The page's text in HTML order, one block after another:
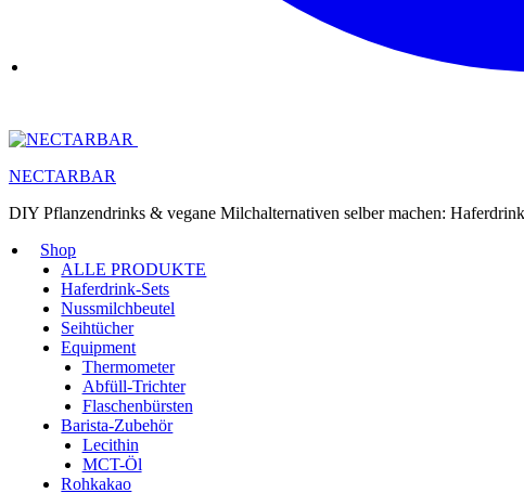
NECTARBAR
DIY Pflanzendrinks & vegane Milchalternativen selber machen:
Shop
ALLE PRODUKTE
Haferdrink-Sets
Nussmilchbeutel
Seihtücher
Equipment
Thermometer
Abfüll-Trichter
Flaschenbürsten
Barista-Zubehör
Lecithin
MCT-Öl
Rohkakao